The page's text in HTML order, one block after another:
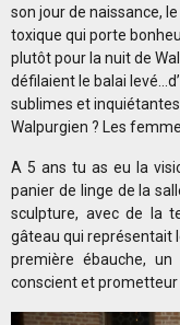
son jour de naissance,
toxique qui porte
plutôt pour la nuit de
défilaient le balai
sublimes et
Walpurgien ? Les
A 5 ans tu as eu la
panier de linge de la
sculpture, avec de la
gâteau qui représentait
première ébauche,
conscient et prometteur